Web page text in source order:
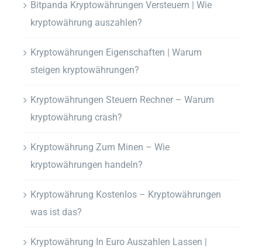
Bitpanda Kryptowährungen Versteuern | Wie
kryptowährung auszahlen?
Kryptowährungen Eigenschaften | Warum
steigen kryptowährungen?
Kryptowährungen Steuern Rechner – Warum
kryptowährung crash?
Kryptowährung Zum Minen – Wie
kryptowährungen handeln?
Kryptowährung Kostenlos – Kryptowährungen
was ist das?
Kryptowährung In Euro Auszahlen Lassen |